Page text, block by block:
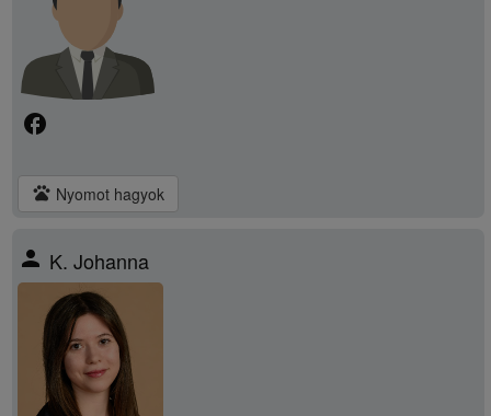
facebook
pets Nyomot hagyok
person K. Johanna